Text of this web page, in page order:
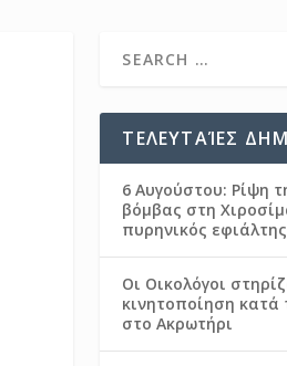
ΤΕΛΕΥΤΑΊΕΣ
6 Αυγούστου: Ρίψη
βόμβας στη
πυρηνικός
Οι Οικολόγοι
κινητοποίηση κατά
στο Ακρωτήρι